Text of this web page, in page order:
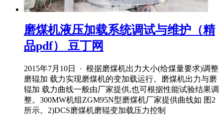
磨煤机液压加载系统调试与维护（精
品pdf） 豆丁网
2015年7月10日 · 根据磨煤机出力大小(给煤量要求)调整
磨辊加 载力实现磨煤机的变加载运行。磨煤机出力与磨
辊加 载力曲线一般由厂家提供,也可根据性能试验结果调
整。300MW机组ZGM95N型磨煤机厂家提供曲线如 图2
所示。2)DCS磨煤机磨辊变加载压力控制